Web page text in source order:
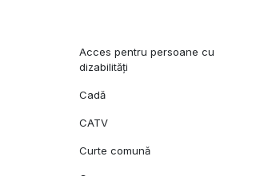
Acces pentru persoane cu
dizabilități
Cadă
CATV
Curte comună